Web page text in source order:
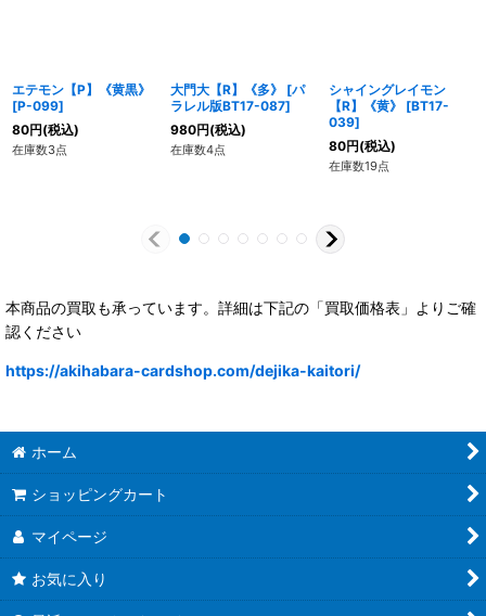
エテモン【P】《黄黒》
[P-099]
80円(税込)
在庫数3点
大門大【R】《多》 [パ
ラレル版BT17-087]
980円(税込)
在庫数4点
シャイングレイモン
【R】《黄》
[BT17-
039]
80円(税込)
在庫数19点
本商品の買取も承っています。詳細は下記の「買取価格表」よりご確
認ください
https://akihabara-cardshop.com/dejika-kaitori/
ホーム
ショッピングカート
マイページ
お気に入り